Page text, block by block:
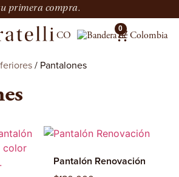
primera compra.
CO
0
/ Pantalones
Pantalón Renovación